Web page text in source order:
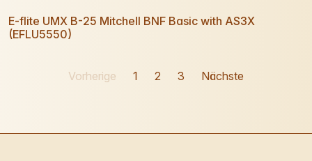
E-flite UMX B-25 Mitchell BNF Basic with AS3X
(EFLU5550)
Vorherige 1 2 3 Nächste